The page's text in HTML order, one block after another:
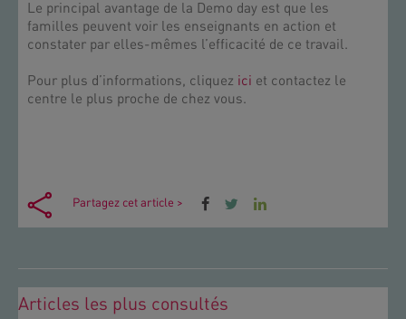
Le principal avantage de la Demo day est que les
familles peuvent voir les enseignants en action et
constater par elles-mêmes l’efficacité de ce travail.
Pour plus d’informations, cliquez ici et contactez le
centre le plus proche de chez vous.
Partagez cet article >
Articles les plus consultés